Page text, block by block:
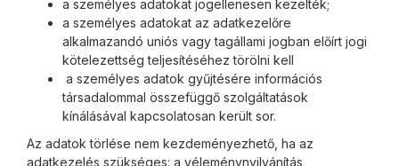
a személyes adatokat jogellenesen kezelték;
a személyes adatokat az adatkezelőre
alkalmazandó uniós vagy tagállami jogban előírt jogi
kötelezettség teljesítéséhez törölni kell
a személyes adatok gyűjtésére információs
társadalommal összefüggő szolgáltatások
kínálásával kapcsolatosan került sor.
Az adatok törlése nem kezdeményezhető, ha az
adatkezelés szükséges: a véleménynyilvánítás